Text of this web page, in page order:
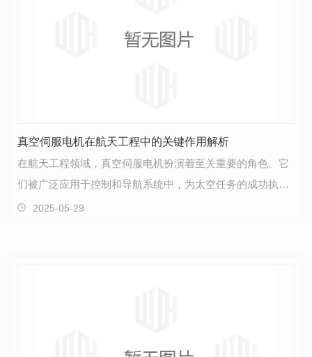
真空伺服电机在航天工程中的关键作用解析
在航天工程领域，真空伺服电机扮演着至关重要的角色。它
们被广泛应用于控制和导航系统中，为太空任务的成功执行
提供了坚实支持。首先，真空伺服电机具有 的精密…
2025-05-29